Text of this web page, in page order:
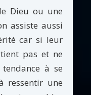
Dieu ou une
assiste aussi
car si leur
pas et ne
à se
ressentir une